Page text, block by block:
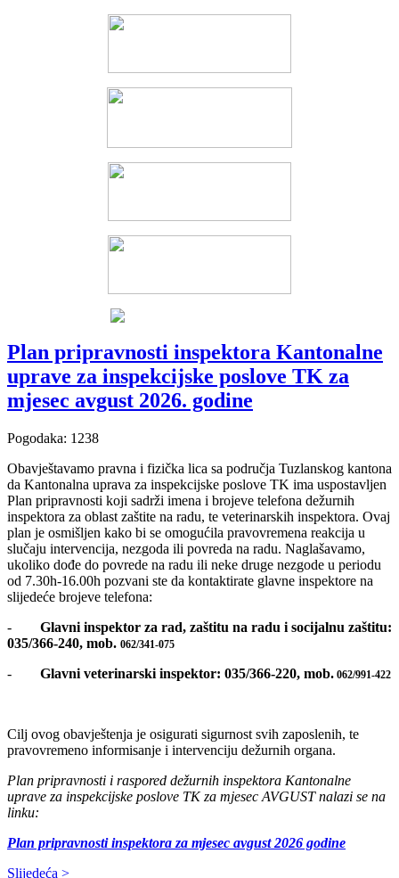
Plan pripravnosti inspektora Kantonalne
uprave za inspekcijske poslove TK za
mjesec avgust 2026. godine
Pogodaka: 1238
Obavještavamo pravna i fizička lica sa područja Tuzlanskog kantona
da Kantonalna uprava za inspekcijske poslove TK ima uspostavljen
Plan pripravnosti koji sadrži imena i brojeve telefona dežurnih
inspektora za oblast zaštite na radu, te veterinarskih inspektora. Ovaj
plan je osmišljen kako bi se omogućila pravovremena reakcija u
slučaju intervencija, nezgoda ili povreda na radu. Naglašavamo,
ukoliko dođe do povrede na radu ili neke druge nezgode u periodu
od 7.30h-16.00h pozvani ste da kontaktirate glavne inspektore na
slijedeće brojeve telefona:
- Glavni inspektor za rad, zaštitu na radu i socijalnu zaštitu:
035/366-240, mob. 062/341-075
- Glavni veterinarski inspektor: 035/366-220, mob. 062/991-422
Cilj ovog obavještenja je osigurati sigurnost svih zaposlenih, te
pravovremeno informisanje i intervenciju dežurnih organa.
Plan pripravnosti i raspored dežurnih inspektora Kantonalne
uprave za inspekcijske poslove TK za mjesec AVGUST nalazi se na
linku:
Plan pripravnosti inspektora za mjesec avgust 2026 godine
Slijedeća >